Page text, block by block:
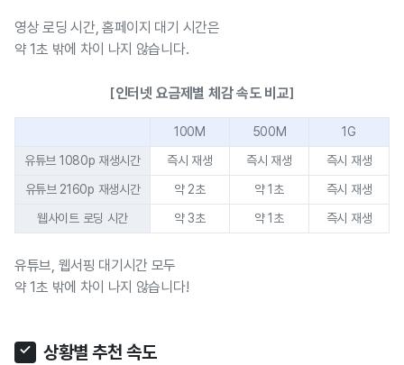
영상 로딩 시간, 홈페이지 대기 시간은
약 1초 밖에 차이 나지 않습니다.
[인터넷 요금제별 체감 속도 비교]
100M 500M
1G
유튜브 1080p 재생시간
즉시 재생 즉시 재생
즉시 재생
유튜브 2160p 재생시간
약 2초 약 1초
즉시 재생
웹사이트 로딩 시간
약 3초 약 1초 즉시 재생
유튜브, 웹서핑 대기시간 모두
약 1초 밖에 차이 나지 않습니다!
상황별 추천 속도